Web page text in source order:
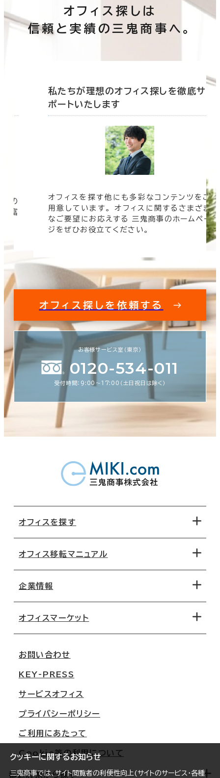
クッキーに関するお知らせ
三鬼商事では、サイト閲覧者の利便性向上(サイトのサービス・各種
オフィス探しは
信頼と実績の三鬼商事へ。
の
豊富
私たちが理想のオフィス探しを徹底サ
ポートいたします
オフィスを探す他にも多彩なコンテンツをご
用意しています。 オフィスに関するさまざま
なご要望にお応えする 三鬼商事のホームペー
ジをぜひお役立てください。
オフィス探しを依頼する
お客様サービス室（東京）
0120-534-011
受付時間：9:00〜17:00（土日祝日は除く）
オフィスを探す
地図から探す
路線・駅から探す
オフィス移転マニュアル
移転コストシミュレーション
移転スケジュール
オフィス移転Q&A
企業情報
オフィスマーケット
大阪
名古屋
札幌
仙台
横浜
福岡
お問い合わせ
KEY-PRESS
サービスオフィス
プライバシーポリシー
ご利用にあたって
Cookie等の利用について
都道府県から探す